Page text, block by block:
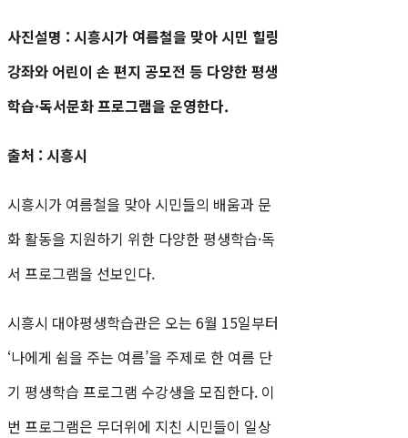
사진설명 : 시흥시가 여름철을 맞아 시민 힐링
강좌와 어린이 손 편지 공모전 등 다양한 평생
학습·독서문화 프로그램을 운영한다.
출처 : 시흥시
시흥시가 여름철을 맞아 시민들의 배움과 문
화 활동을 지원하기 위한 다양한 평생학습·독
서 프로그램을 선보인다.
시흥시 대야평생학습관은 오는 6월 15일부터
‘나에게 쉼을 주는 여름’을 주제로 한 여름 단
기 평생학습 프로그램 수강생을 모집한다. 이
번 프로그램은 무더위에 지친 시민들이 일상